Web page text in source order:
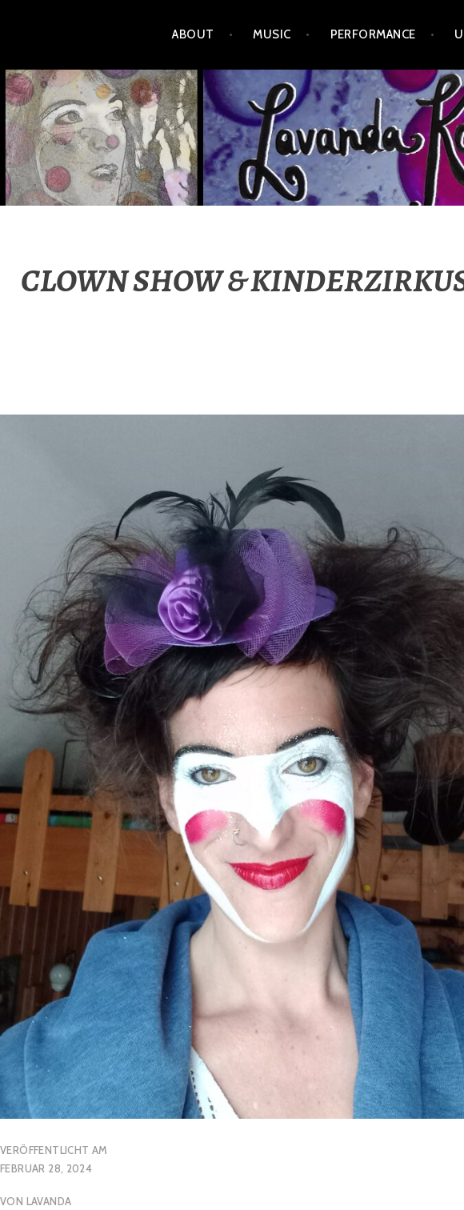
springen
ABOUT MUSIC PERFORMANCE
LAVANDA KAWUMM
CLOWN SHOW &
VERÖFFENTLICHT AM
FEBRUAR 28, 2024
VON LAVANDA